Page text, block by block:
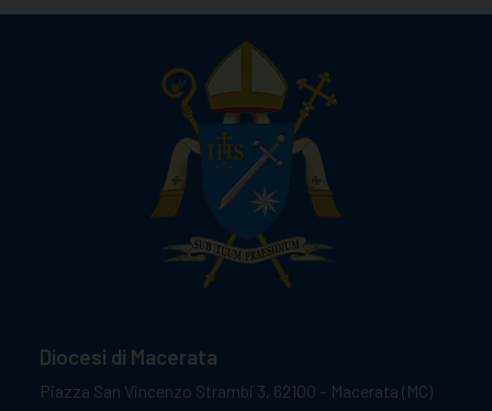
Diocesi di Macerata
Piazza San Vincenzo Strambi 3, 62100 – Macerata (MC)